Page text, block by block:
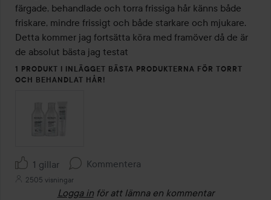
färgade, behandlade och torra frissiga hår känns både
friskare, mindre frissigt och både starkare och mjukare.
Detta kommer jag fortsätta köra med framöver då de är
de absolut bästa jag testat
1 PRODUKT I INLÄGGET BÄSTA PRODUKTERNA FÖR TORRT
OCH BEHANDLAT HÅR!
1 gillar Kommentera
2505 visningar
Logga in för att lämna en kommentar